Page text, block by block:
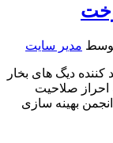
مدیر سایت
دیگ های بخار
احراز صلاحیت
بهینه سازی